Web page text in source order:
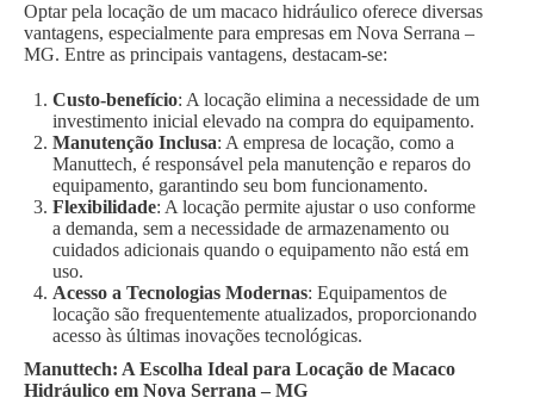
Optar pela locação de um macaco hidráulico oferece diversas
vantagens, especialmente para empresas em Nova Serrana –
MG. Entre as principais vantagens, destacam-se:
Custo-benefício: A locação elimina a necessidade de um
investimento inicial elevado na compra do equipamento.
Manutenção Inclusa: A empresa de locação, como a
Manuttech, é responsável pela manutenção e reparos do
equipamento, garantindo seu bom funcionamento.
Flexibilidade: A locação permite ajustar o uso conforme
a demanda, sem a necessidade de armazenamento ou
cuidados adicionais quando o equipamento não está em
uso.
Acesso a Tecnologias Modernas: Equipamentos de
locação são frequentemente atualizados, proporcionando
acesso às últimas inovações tecnológicas.
Manuttech: A Escolha Ideal para Locação de Macaco
Hidráulico em Nova Serrana – MG